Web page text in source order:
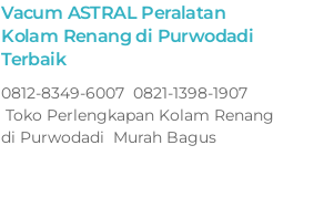
Vacum ASTRAL Peralatan
Kolam Renang di Purwodadi
Terbaik
0812-8349-6007 0821-1398-1907
Toko Perlengkapan Kolam Renang
di Purwodadi Murah Bagus